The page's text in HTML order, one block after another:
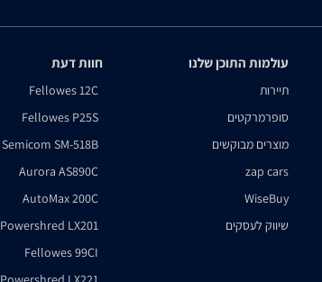
עולמות התוכן שלנו
תיירות
סופרמרקטים
מוצרים מבוקשים
zap cars
WiseBuy
שיווק לעסקים
חוות דעת
Fellowes 12C
Fellowes P25S
Semicom SM-518B
Aurora AS890C
AutoMax 200C
Powershred LX201
Fellowes 99CI